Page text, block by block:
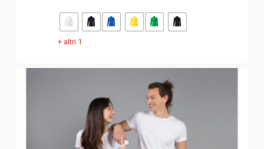
+ altri 1